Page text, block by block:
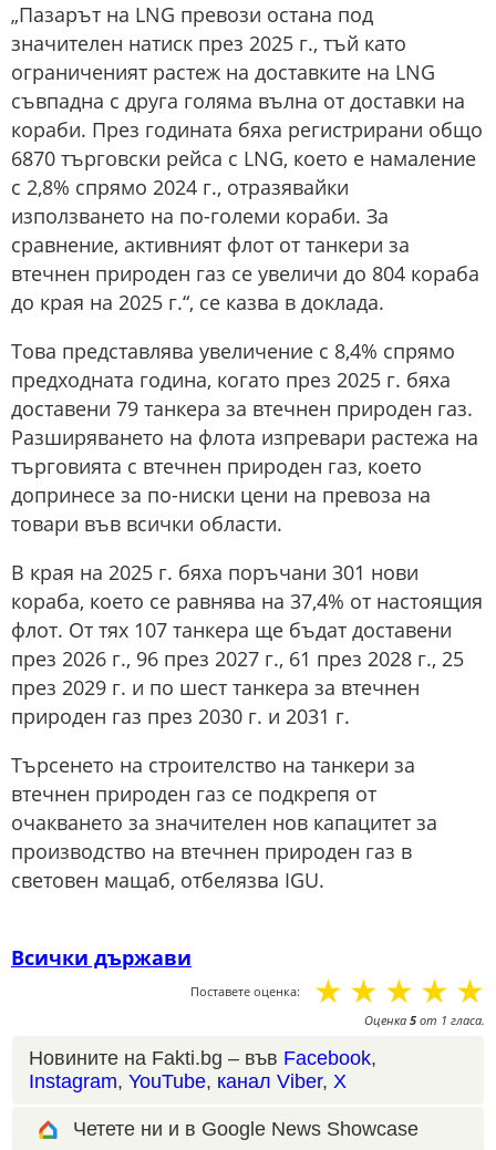
„Пазарът на LNG превози остана под
значителен натиск през 2025 г., тъй като
ограниченият растеж на доставките на LNG
съвпадна с друга голяма вълна от доставки на
кораби. През годината бяха регистрирани общо
6870 търговски рейса с LNG, което е намаление
с 2,8% спрямо 2024 г., отразявайки
използването на по-големи кораби. За
сравнение, активният флот от танкери за
втечнен природен газ се увеличи до 804 кораба
до края на 2025 г.“, се казва в доклада.
Това представлява увеличение с 8,4% спрямо
предходната година, когато през 2025 г. бяха
доставени 79 танкера за втечнен природен газ.
Разширяването на флота изпревари растежа на
търговията с втечнен природен газ, което
допринесе за по-ниски цени на превоза на
товари във всички области.
В края на 2025 г. бяха поръчани 301 нови
кораба, което се равнява на 37,4% от настоящия
флот. От тях 107 танкера ще бъдат доставени
през 2026 г., 96 през 2027 г., 61 през 2028 г., 25
през 2029 г. и по шест танкера за втечнен
природен газ през 2030 г. и 2031 г.
Търсенето на строителство на танкери за
втечнен природен газ се подкрепя от
очакването за значителен нов капацитет за
производство на втечнен природен газ в
световен мащаб, отбелязва IGU.
Всички държави
Поставете оценка: ☆
☆
☆
☆
☆
Оценка 5 от 1 гласа.
Новините на Fakti.bg – във Facebook,
Instagram, YouTube, канал Viber, X
Четете ни и в Google News Showcase